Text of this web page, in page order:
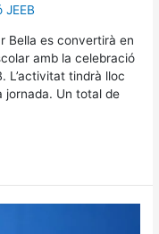
JEEB
Bella es convertirà en
amb la celebració
L’activitat tindrà lloc
jornada. Un total de